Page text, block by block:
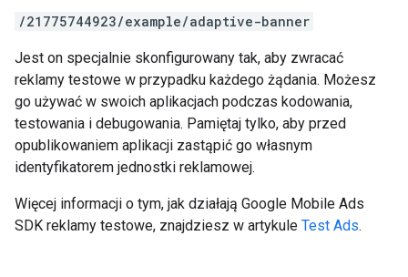
/21775744923/example/adaptive-banner
Jest on specjalnie skonfigurowany tak, aby zwracać
reklamy testowe w przypadku każdego żądania. Możesz
go używać w swoich aplikacjach podczas kodowania,
testowania i debugowania. Pamiętaj tylko, aby przed
opublikowaniem aplikacji zastąpić go własnym
identyfikatorem jednostki reklamowej.
Więcej informacji o tym, jak działają Google Mobile Ads
SDK reklamy testowe, znajdziesz w artykule Test Ads.